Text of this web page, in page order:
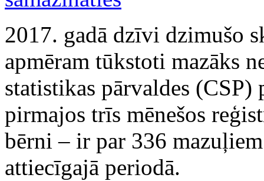
2017. gadā dzīvi dzimušo
apmēram tūkstoti mazāks
statistikas pārvaldes
pirmajos trīs mēnešos
bērni – ir par 336
attiecīgajā periodā.